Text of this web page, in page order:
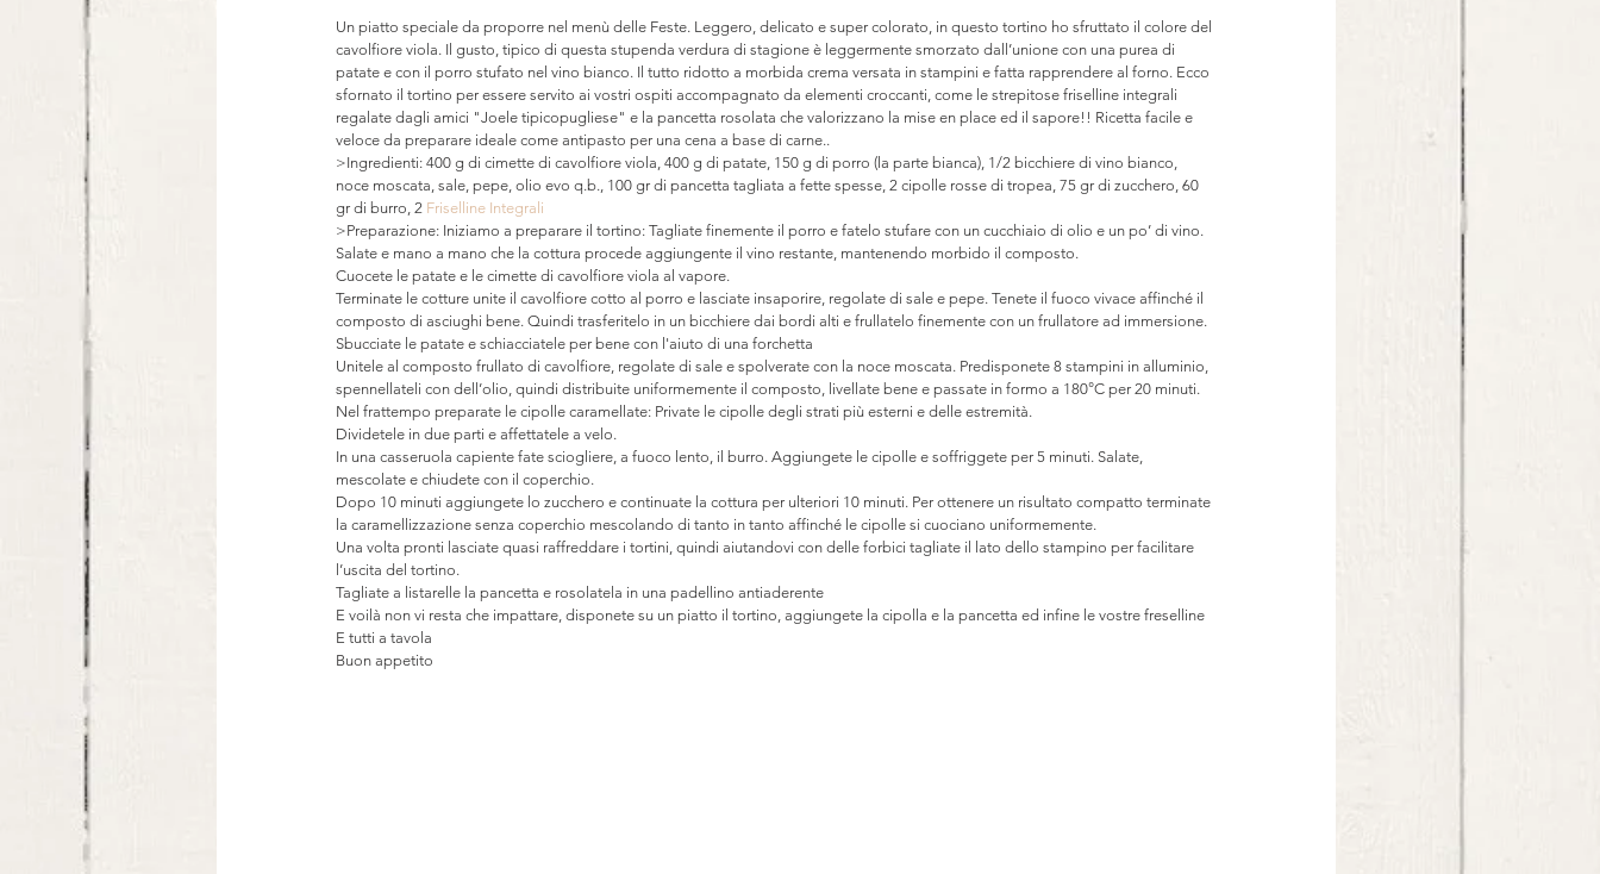
Un piatto speciale da proporre nel menù delle Feste. Leggero, delicato e super colorato, in questo tortino ho sfruttato il colore del
cavolfiore viola. Il gusto, tipico di questa stupenda verdura di stagione è leggermente smorzato dall’unione con una purea di
patate e con il porro stufato nel vino bianco. Il tutto ridotto a morbida crema versata in stampini e fatta rapprendere al forno. Ecco
sfornato il tortino per essere servito ai vostri ospiti accompagnato da elementi croccanti, come le strepitose friselline integrali
regalate dagli amici "Joele tipicopugliese" e la pancetta rosolata che valorizzano la mise en place ed il sapore!! Ricetta facile e
veloce da preparare ideale come antipasto per una cena a base di carne..
>Ingredienti: 400 g di cimette di cavolfiore viola, 400 g di patate, 150 g di porro (la parte bianca), 1/2 bicchiere di vino bianco,
noce moscata, sale, pepe, olio evo q.b., 100 gr di pancetta tagliata a fette spesse, 2 cipolle rosse di tropea, 75 gr di zucchero, 60
gr di burro, 2 Friselline Integrali
>Preparazione: Iniziamo a preparare il tortino: Tagliate finemente il porro e fatelo stufare con un cucchiaio di olio e un po’ di vino.
Salate e mano a mano che la cottura procede aggiungente il vino restante, mantenendo morbido il composto.
Cuocete le patate e le cimette di cavolfiore viola al vapore.
Terminate le cotture unite il cavolfiore cotto al porro e lasciate insaporire, regolate di sale e pepe. Tenete il fuoco vivace affinché il
composto di asciughi bene. Quindi trasferitelo in un bicchiere dai bordi alti e frullatelo finemente con un frullatore ad immersione.
Sbucciate le patate e schiacciatele per bene con l'aiuto di una forchetta
Unitele al composto frullato di cavolfiore, regolate di sale e spolverate con la noce moscata. Predisponete 8 stampini in alluminio,
spennellateli con dell’olio, quindi distribuite uniformemente il composto, livellate bene e passate in formo a 180°C per 20 minuti.
Nel frattempo preparate le cipolle caramellate: Private le cipolle degli strati più esterni e delle estremità.
Dividetele in due parti e affettatele a velo.
In una casseruola capiente fate sciogliere, a fuoco lento, il burro. Aggiungete le cipolle e soffriggete per 5 minuti. Salate,
mescolate e chiudete con il coperchio.
Dopo 10 minuti aggiungete lo zucchero e continuate la cottura per ulteriori 10 minuti. Per ottenere un risultato compatto terminate
la caramellizzazione senza coperchio mescolando di tanto in tanto affinché le cipolle si cuociano uniformemente.
Una volta pronti lasciate quasi raffreddare i tortini, quindi aiutandovi con delle forbici tagliate il lato dello stampino per facilitare
l’uscita del tortino.
Tagliate a listarelle la pancetta e rosolatela in una padellino antiaderente
E voilà non vi resta che impattare, disponete su un piatto il tortino, aggiungete la cipolla e la pancetta ed infine le vostre freselline
E tutti a tavola
Buon appetito